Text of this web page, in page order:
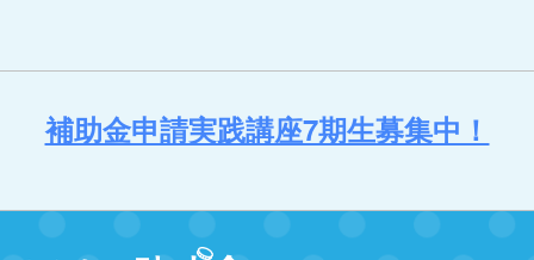
補助金申請実践講座7期生募集中！